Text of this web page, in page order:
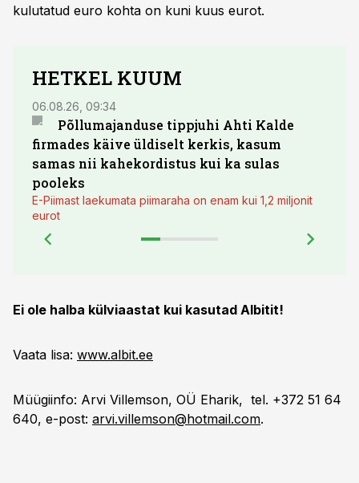
kulutatud euro kohta on kuni kuus eurot.
HETKEL KUUM
06.08.26, 09:34
Põllumajanduse tippjuhi Ahti Kalde
firmades käive üldiselt kerkis, kasum
samas nii kahekordistus kui ka sulas
pooleks
E-Piimast laekumata piimaraha on enam kui 1,2 miljonit
eurot
Ei ole halba külviaastat kui kasutad Albitit!
Vaata lisa: www.albit.ee
Müügiinfo: Arvi Villemson, OÜ Eharik, tel. +372 51 64
640, e-post: arvi.villemson@hotmail.com.